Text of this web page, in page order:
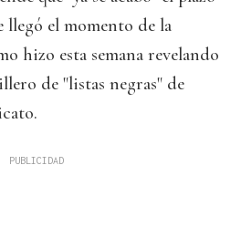
llegó el momento de la
hizo esta semana revelando
de "listas negras" de